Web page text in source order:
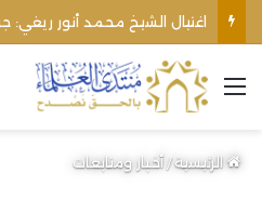
القائمة
الرئيسية/أخبار ومتابعات